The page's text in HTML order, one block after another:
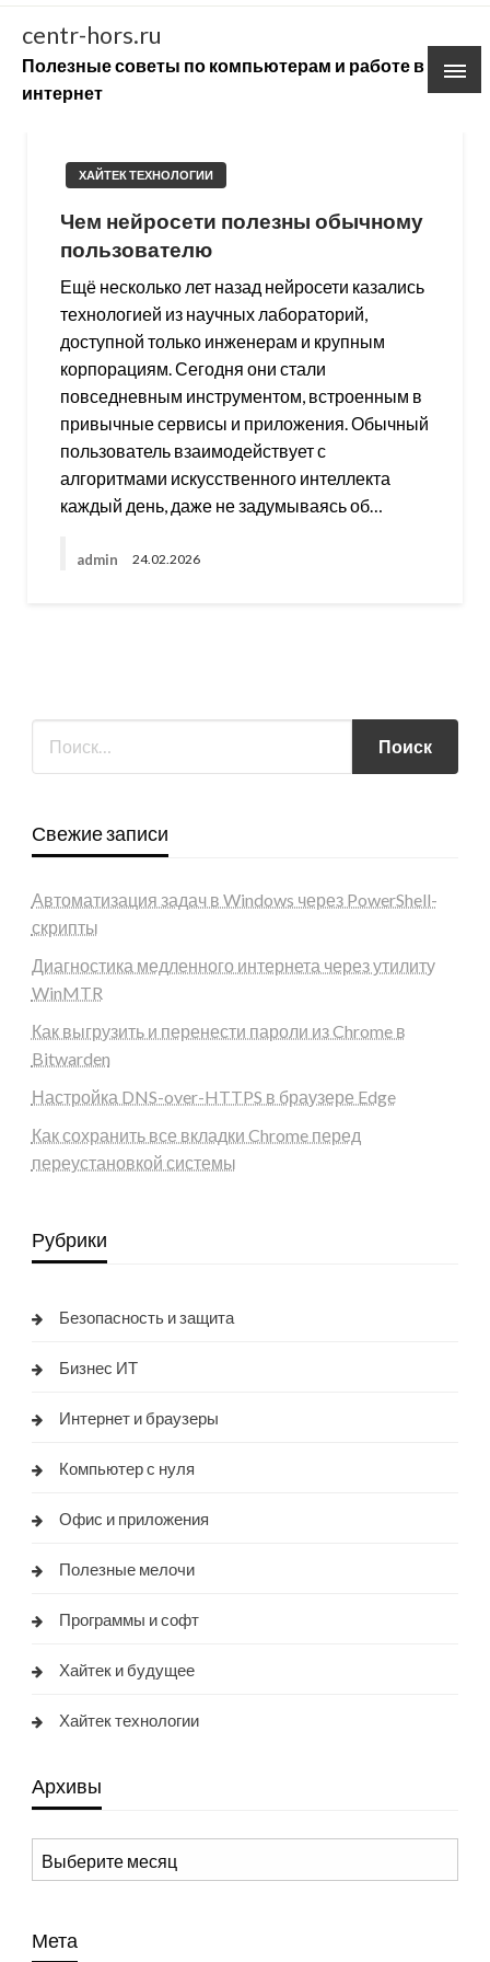
Skip
content
centr-hors.ru
Полезные советы по компьютерам и работе в
интернет
ХАЙТЕК ТЕХНОЛОГИИ
Чем нейросети полезны обычному
пользователю
Ещё несколько лет назад нейросети казались
технологией из научных лабораторий,
доступной только инженерам и крупным
корпорациям. Сегодня они стали
повседневным инструментом, встроенным в
привычные сервисы и приложения. Обычный
пользователь взаимодействует с
алгоритмами искусственного интеллекта
каждый день, даже не задумываясь об…
admin 24.02.2026
Свежие записи
Автоматизация задач в Windows через PowerShell-
скрипты
Диагностика медленного интернета через утилиту
WinMTR
Как выгрузить и перенести пароли из Chrome в
Bitwarden
Настройка DNS-over-HTTPS в браузере Edge
Как сохранить все вкладки Chrome перед
переустановкой системы
Рубрики
Безопасность и защита
Бизнес ИТ
Интернет и браузеры
Компьютер с нуля
Офис и приложения
Полезные мелочи
Программы и софт
Хайтек и будущее
Хайтек технологии
Архивы
Архивы
Мета